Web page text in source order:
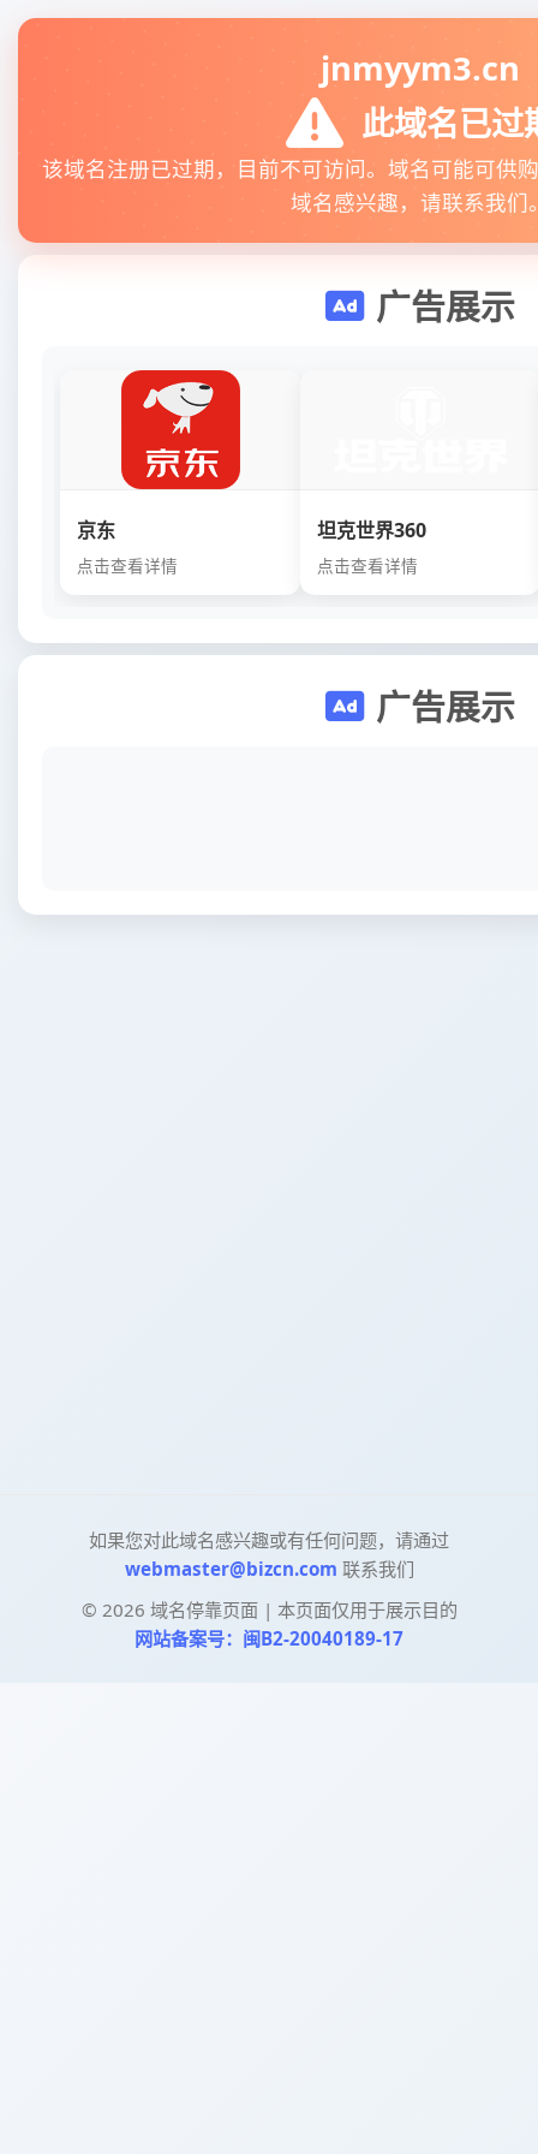
jnmyym3.cn
此域名已过
该域名注册已过期，目前不可访问。域名可能可供
域名感兴趣，请联系我们
广告展示
京东
点击查看详情
坦克世界360
点击查看详情
广告展示
如果您对此域名感兴趣或有任何问题，请通过
webmaster@bizcn.com 联系我们
© 2026 域名停靠页面 | 本页面仅用于展示目的
网站备案号：闽B2-20040189-17